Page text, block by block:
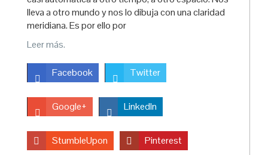
lleva a otro mundo y nos lo dibuja con una claridad
meridiana. Es por ello por
Leer más.
Facebook Twitter
Google+ LinkedIn
StumbleUpon Pinterest